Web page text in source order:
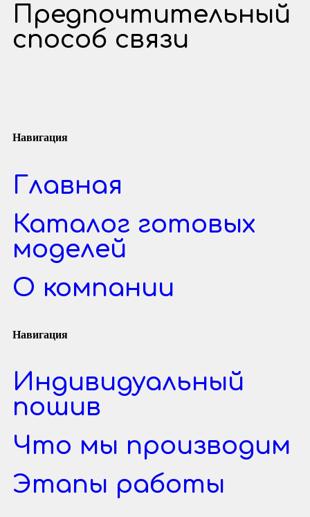
Предпочтительный
способ связи
Навигация
Главная
Каталог готовых
моделей
О компании
Навигация
Индивидуальный
пошив
Что мы производим
Этапы работы